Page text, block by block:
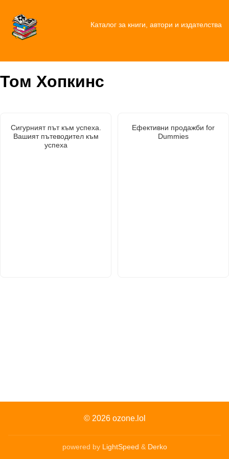
Каталог за книги, автори и издателства
Том Хопкинс
Сигурният път към успеха.
Вашият пътеводител към
успеха
Ефективни продажби for
Dummies
© 2026 ozone.lol
powered by LightSpeed & Derko